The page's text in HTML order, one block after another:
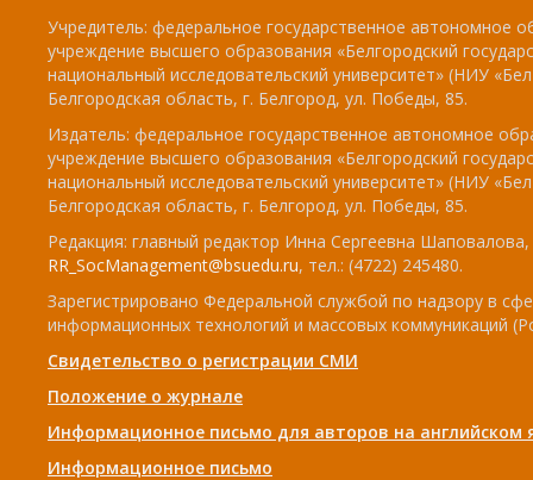
Учредитель: федеральное государственное автономное
учреждение высшего образования «Белгородский
национальный исследовательский университет» (НИУ
Белгородская область, г. Белгород, ул. Победы, 85.
Издатель: федеральное государственное автономное
учреждение высшего образования «Белгородский
национальный исследовательский университет» (НИУ
Белгородская область, г. Белгород, ул. Победы, 85.
Редакция: главный редактор Инна Сергеевна
RR_SocManagement@bsuedu.ru, тел.: (4722) 245480.
Зарегистрировано Федеральной службой по надзору в
информационных технологий и массовых коммуникаций
Свидетельство о регистрации СМИ
Положение о журнале
Информационное письмо для авторов на английском
Информационное письмо